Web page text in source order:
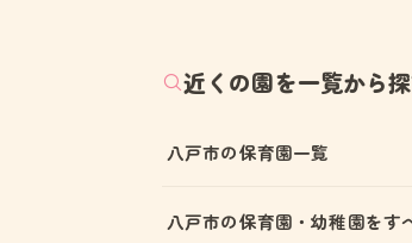
近くの園を一覧から
八戸市の保育園一覧
八戸市の保育園・幼稚園をす